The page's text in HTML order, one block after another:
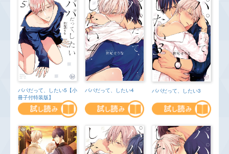
パパだって、したい5【小
冊子付特装版】
パパだって、したい4 パパだって、したい3